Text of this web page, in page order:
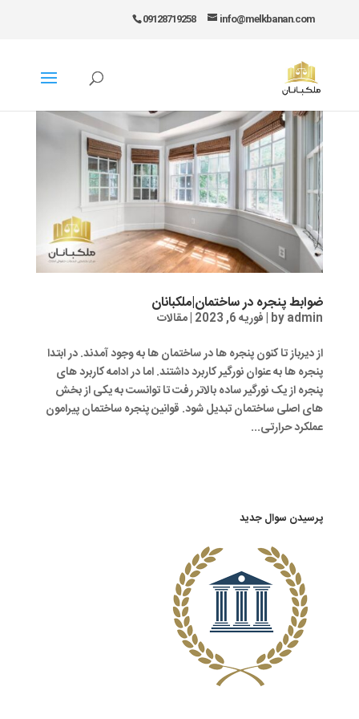
09128719258 info@melkbanan.com
ضوابط پنجره در ساختمان|ملکبانان
byadmin
|فوریه 6, 2023 |مقالات
از دیرباز تا کنون پنجره ها در ساختمان ها به وجود آمدند. در ابتدا
پنجره ها به عنوان نورگیر کاربرد داشتند. اما در ادامه کاربرد های
پنجره از یک نورگیر ساده بالاتر رفت تا توانست به یکی از بخش
های اصلی ساختمان تبدیل شود. قوانین پنجره ساختمان پیرامون
عملکرد حرارتی...
پرسیدن سوال جدید